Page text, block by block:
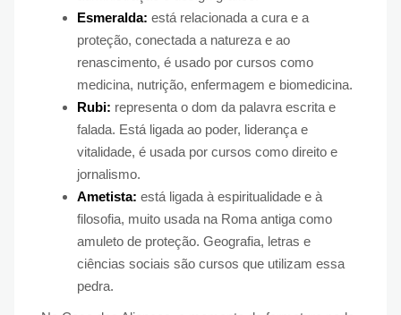
Esmeralda: está relacionada a cura e a
proteção, conectada a natureza e ao
renascimento, é usado por cursos como
medicina, nutrição, enfermagem e biomedicina.
Rubi: representa o dom da palavra escrita e
falada. Está ligada ao poder, liderança e
vitalidade, é usada por cursos como direito e
jornalismo.
Ametista: está ligada à espiritualidade e à
filosofia, muito usada na Roma antiga como
amuleto de proteção. Geografia, letras e
ciências sociais são cursos que utilizam essa
pedra.